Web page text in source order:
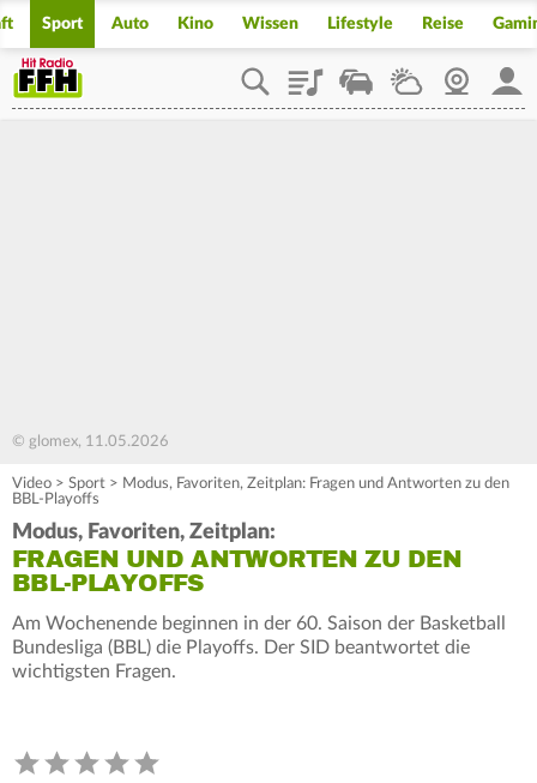
Sport Auto Kino Wissen Lifestyle Reise
PlaylistStaupilotWetterWebcam
© glomex, 11.05.2026
Video > Sport > Modus, Favoriten, Zeitplan: Fragen und Antworten zu den
BBL-Playoffs
Modus, Favoriten, Zeitplan:
FRAGEN UND ANTWORTEN ZU DEN
BBL-PLAYOFFS
Am Wochenende beginnen in der 60. Saison der Basketball
Bundesliga (BBL) die Playoffs. Der SID beantwortet die
wichtigsten Fragen.